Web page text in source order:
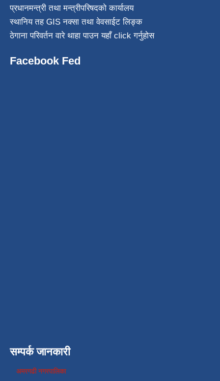
प्रधानमन्त्री तथा मन्त्रीपरिषदको कार्यालय
स्थानिय तह GIS नक्सा तथा वेवसाईट लिङ्क
ठेगाना परिवर्तन वारे थाहा पाउन यहाँ click गर्नुहोस
Facebook Fed
सम्पर्क जानकारी
अमरगढी नगरपालिका